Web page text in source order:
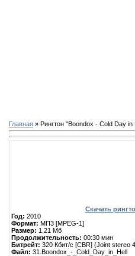
Главная » Рингтон "Boondox - Cold Day in
Скачать
Год: 2010
Формат: МП3 [MPEG-1]
Размер: 1.21 Мб
Продолжительность: 00:30 мин
Битрейт: 320 Кбит/с [CBR] (Joint stereo
Файл: 31.Boondox_-_Cold_Day_in_Hell